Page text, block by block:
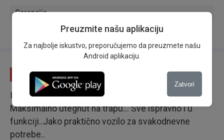
Garancija
Opis
Izvanredno očuvano vozilo za svoje godine..
Maksimalno utegnut na trapu... Sve ispravno i u
funkciji..Jako praktično vozilo za svakodnevne
potrebe..
Preuzmite našu aplikaciju
Za najbolje iskustvo, preporučujemo da preuzmete našu
Android aplikaciju.
Zatvori